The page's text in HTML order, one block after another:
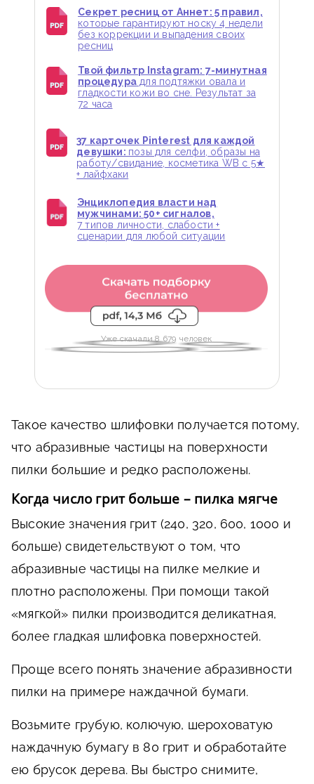
Секрет ресниц от Аннет: 5 правил,
которые гарантируют носку 4 недели
без коррекции и выпадения своих
ресниц
Твой фильтр Instagram: 7-минутная
процедурадля подтяжки овала и
гладкости кожи во сне. Результат за
72 часа
Уже скачали 8 679 человек
37 карточек Pinterest для каждой
девушки: позы для селфи, образы на
работу/свидание, косметика WB с 5★
+ лайфхаки
Энциклопедия власти над
мужчинами: 50+ сигналов,
7 типов личности, слабости +
сценарии для любой ситуации
Такое качество шлифовки получается потому,
что абразивные частицы на поверхности
пилки большие и редко расположены.
Когда число грит больше – пилка мягче
Высокие значения грит (240, 320, 600, 1000 и
больше) свидетельствуют о том, что
абразивные частицы на пилке мелкие и
плотно расположены. При помощи такой
«мягкой» пилки производится деликатная,
более гладкая шлифовка поверхностей.
Проще всего понять значение абразивности
пилки на примере наждачной бумаги.
Возьмите грубую, колючую, шероховатую
наждачную бумагу в 80 грит и обработайте
ею брусок дерева. Вы быстро снимите,